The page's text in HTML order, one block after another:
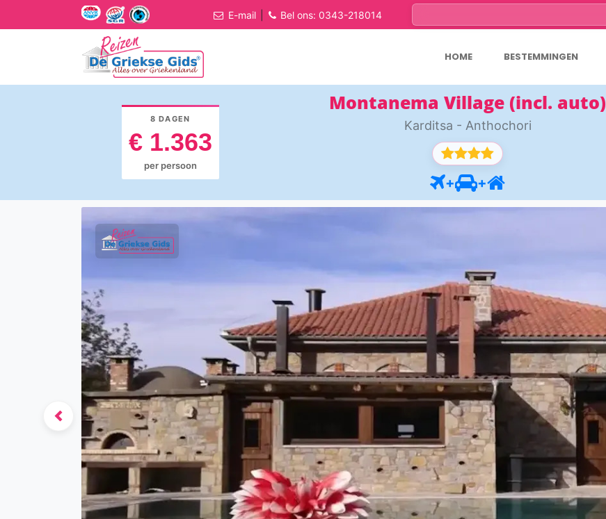
E-mail Bel ons: 0343-218014
HOME BESTEMMINGEN
8 DAGEN
€ 1.363
per persoon
Montanema Village (incl. auto)
Karditsa - Anthochori
+ +
Previous